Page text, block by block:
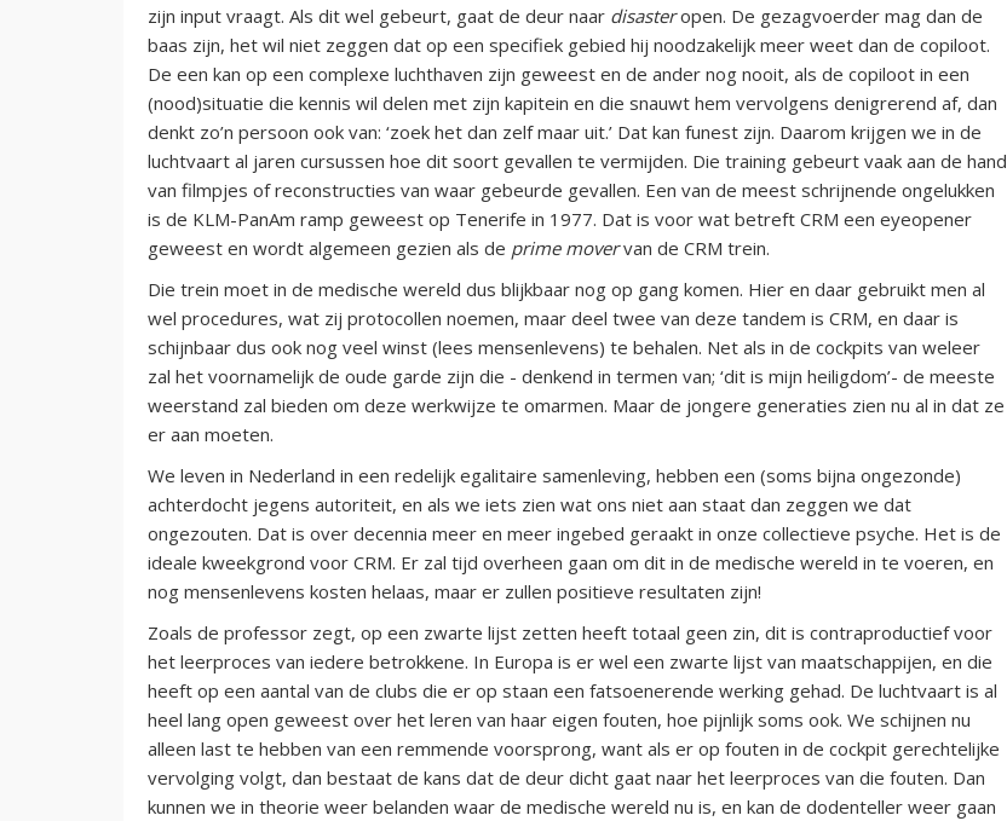
zijn input vraagt. Als dit wel gebeurt, gaat de deur naar disasteropen. De gezagvoerder mag dan de
baas zijn, het wil niet zeggen dat op een specifiek gebied hij noodzakelijk meer weet dan de copiloot.
De een kan op een complexe luchthaven zijn geweest en de ander nog nooit, als de copiloot in een
(nood)situatie die kennis wil delen met zijn kapitein en die snauwt hem vervolgens denigrerend af, dan
denkt zo’n persoon ook van: ‘zoek het dan zelf maar uit.’ Dat kan funest zijn. Daarom krijgen we in de
luchtvaart al jaren cursussen hoe dit soort gevallen te vermijden. Die training gebeurt vaak aan de hand
van filmpjes of reconstructies van waar gebeurde gevallen. Een van de meest schrijnende ongelukken
is de KLM-PanAm ramp geweest op Tenerife in 1977. Dat is voor wat betreft CRM een eyeopener
geweest en wordt algemeen gezien als de prime movervan de CRM trein.
Die trein moet in de medische wereld dus blijkbaar nog op gang komen. Hier en daar gebruikt men al
wel procedures, wat zij protocollen noemen, maar deel twee van deze tandem is CRM, en daar is
schijnbaar dus ook nog veel winst (lees mensenlevens) te behalen. Net als in de cockpits van weleer
zal het voornamelijk de oude garde zijn die - denkend in termen van; ‘dit is mijn heiligdom’- de meeste
weerstand zal bieden om deze werkwijze te omarmen. Maar de jongere generaties zien nu al in dat ze
er aan moeten.
We leven in Nederland in een redelijk egalitaire samenleving, hebben een (soms bijna ongezonde)
achterdocht jegens autoriteit, en als we iets zien wat ons niet aan staat dan zeggen we dat
ongezouten. Dat is over decennia meer en meer ingebed geraakt in onze collectieve psyche. Het is de
ideale kweekgrond voor CRM. Er zal tijd overheen gaan om dit in de medische wereld in te voeren, en
nog mensenlevens kosten helaas, maar er zullen positieve resultaten zijn!
Zoals de professor zegt, op een zwarte lijst zetten heeft totaal geen zin, dit is contraproductief voor
het leerproces van iedere betrokkene. In Europa is er wel een zwarte lijst van maatschappijen, en die
heeft op een aantal van de clubs die er op staan een fatsoenerende werking gehad. De luchtvaart is al
heel lang open geweest over het leren van haar eigen fouten, hoe pijnlijk soms ook. We schijnen nu
alleen last te hebben van een remmende voorsprong, want als er op fouten in de cockpit gerechtelijke
vervolging volgt, dan bestaat de kans dat de deur dicht gaat naar het leerproces van die fouten. Dan
kunnen we in theorie weer belanden waar de medische wereld nu is, en kan de dodenteller weer gaan